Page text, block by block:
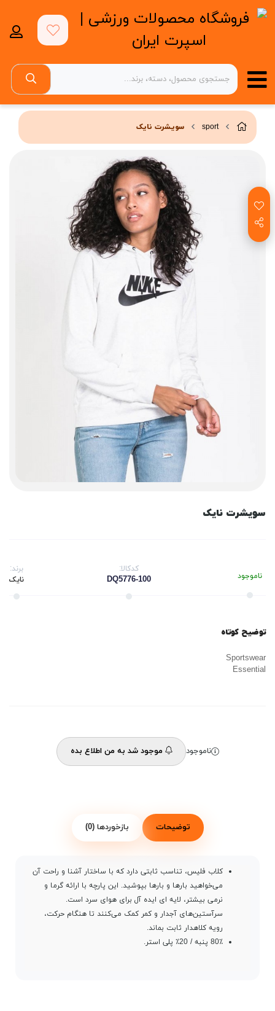
sport سویشرت نایک
سویشرت نایک
ناموجود
کدکالا:
DQ5776-100
برند:
نایک
توضیح کوتاه
Sportswear
Essential
ناموجود موجود شد به من اطلاع بده
توضیحات بازخوردها (0)
کلاب فلیس، تناسب ثابتی دارد که با ساختار آشنا و راحت آن
می‌خواهید بارها و بارها بپوشید. این پارچه با ارائه گرما و
نرمی بیشتر، لایه ای ایده آل برای هوای سرد است.
سرآستین‌های آجدار و کمر کمک می‌کنند تا هنگام حرکت،
رویه کلاهدار ثابت بماند.
80٪ پنبه / 20٪ پلی استر.